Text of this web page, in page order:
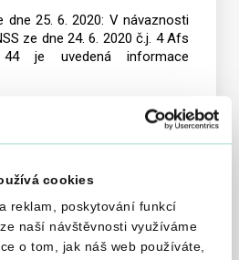
cookies
reklam, poskytování funkcí
naší návštěvnosti využíváme
o tom, jak náš web používáte,
dne 25. 6. 2020: V návaznosti
ze dne 24. 6. 2020 č.j. 4 Afs
je uvedená informace
aplikaci zákonného opatření
2013 Sb., o dani z nabytí
ve znění pozdějších
vlastnického práva k bytové
domě.